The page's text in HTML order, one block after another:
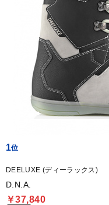
1
DEELUXE (ディーラックス)
D.N.A.
￥37,840